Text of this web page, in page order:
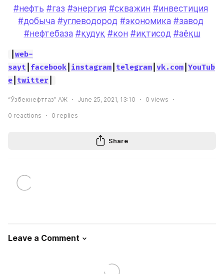
#нефть #газ #энергия #скважин #инвестиция
#добыча #углеводород #экономика #завод
#нефтебаза #қудуқ #кон #иқтисод #аёқш
web-
sayt facebook instagram telegram vk.com YouTub
e twitter
“Ўзбекнефтгаз” АЖ June 25, 2021, 13:10 0 views
0 reactions 0 replies
Share
Leave a Comment